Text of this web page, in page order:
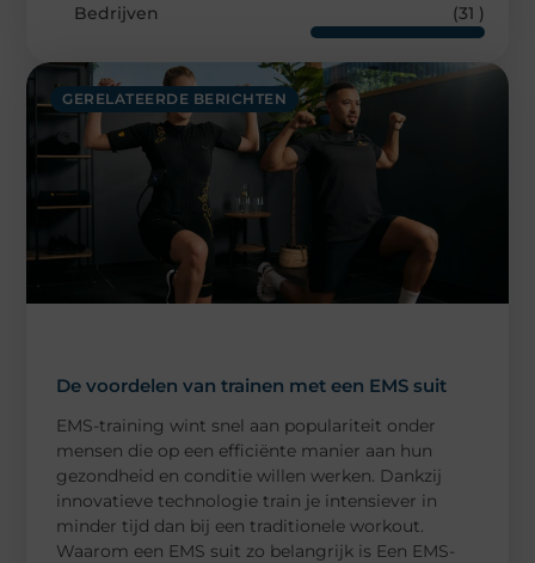
GERELATEERDE BERICHTEN
De voordelen van trainen met een EMS suit
EMS-training wint snel aan populariteit onder
mensen die op een efficiënte manier aan hun
gezondheid en conditie willen werken. Dankzij
innovatieve technologie train je intensiever in
minder tijd dan bij een traditionele workout.
Waarom een EMS suit zo belangrijk is Een EMS-
Bedrijven
(31 )